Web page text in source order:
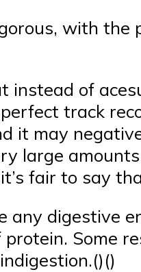
with
of
track
it may
large
fair to say
any digestive
Some